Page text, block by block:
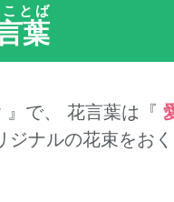
葉
とば
』で、 花言葉は『
ジナルの花束をお